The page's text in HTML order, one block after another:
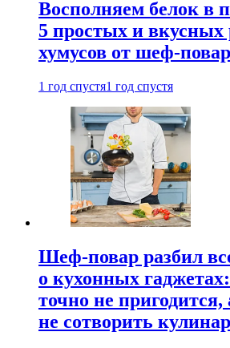
Восполняем белок в
5 простых и вкусных
хумусов от шеф-
1 год спустя1 год спустя
Шеф-повар разбил
о кухонных
точно не пригодится,
не сотворить